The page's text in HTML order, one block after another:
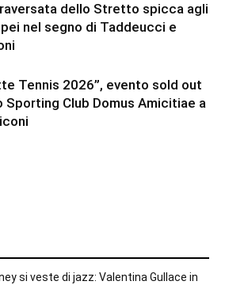
dello Stretto spicca agli
nel segno di Taddeucci e
Tennis 2026”, evento sold out
Sporting Club Domus Amicitiae a
si veste di jazz: Valentina Gullace in